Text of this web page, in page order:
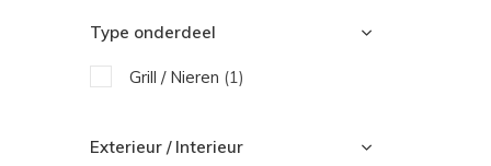
Type onderdeel
Grill / Nieren (1)
Exterieur / Interieur